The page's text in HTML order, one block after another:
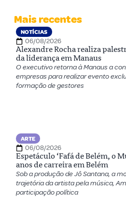
Mais recentes
NOTÍCIAS
06/08/2026
Alexandre Rocha realiza
da liderança em Manaus
O executivo retorna à Manaus a
empresas para realizar evento
formação de gestores
ARTE
06/08/2026
Espetáculo ‘Fafá de Belém, o
anos de carreira em Belém
Sob a produção de Jô Santana, a
trajetória da artista pela música,
participação política